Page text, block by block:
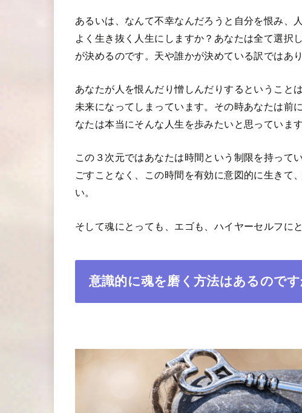
あるいは、なんて不幸なんだろうと自分を恨み、
よく生き抜く人生にしますか？あなたは全て選択
が決めるのです。天や誰かが決めている訳ではあり
あなたが人を恨んだり憎しんだりするということ
未来になってしまっています。その時あなたは前
なたは本当にそんな人生を歩みたいと思っていま
この３次元ではあなたは時間という制限を持って
ごすことなく、この時間を有効に意図的に生きて
い。
そして魂にとっても、エゴも、ハイヤーセルフに
意識的に魂を磨く方法はあるのです